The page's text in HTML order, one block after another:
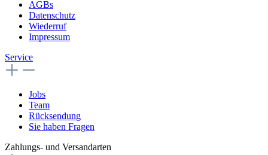
AGBs
Datenschutz
Wiederruf
Impressum
Service
Jobs
Team
Rücksendung
Sie haben Fragen
Zahlungs- und Versandarten